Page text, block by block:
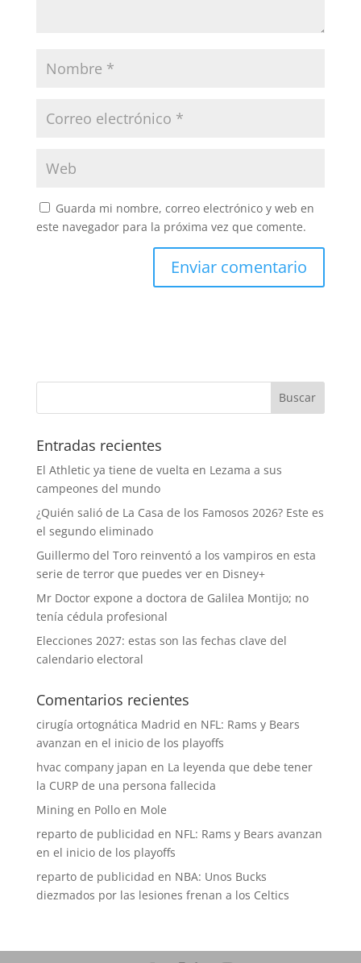
Guarda mi nombre, correo electrónico y web en
este navegador para la próxima vez que comente.
Entradas recientes
El Athletic ya tiene de vuelta en Lezama a sus
campeones del mundo
¿Quién salió de La Casa de los Famosos 2026? Este es
el segundo eliminado
Guillermo del Toro reinventó a los vampiros en esta
serie de terror que puedes ver en Disney+
Mr Doctor expone a doctora de Galilea Montijo; no
tenía cédula profesional
Elecciones 2027: estas son las fechas clave del
calendario electoral
Comentarios recientes
cirugía ortognática Madrid en NFL: Rams y Bears
avanzan en el inicio de los playoffs
hvac company japan en La leyenda que debe tener
la CURP de una persona fallecida
Miningen Pollo en Mole
reparto de publicidad en NFL: Rams y Bears avanzan
en el inicio de los playoffs
reparto de publicidad en NBA: Unos Bucks
diezmados por las lesiones frenan a los Celtics